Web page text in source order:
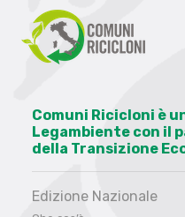
Comuni Ricicloni è
Legambiente con il
della Transizione
Edizione Nazionale